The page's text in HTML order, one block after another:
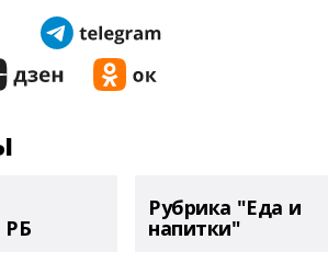
РБ
Рубрика "Еда и
напитки"